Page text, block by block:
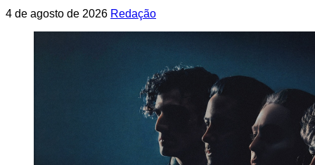
4 de agosto de 2026 Redação